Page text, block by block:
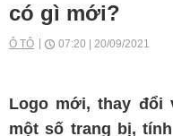
có gì mới?
Ô TÔ 07:20 | 20/09/2021
Logo mới, thay đổi
một số trang bị,